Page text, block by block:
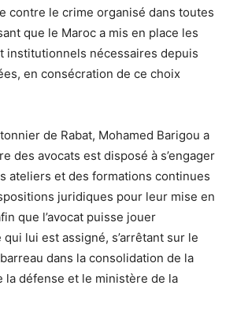
contre le crime organisé dans toutes
que le Maroc a mis en place les
institutionnels nécessaires depuis
en consécration de ce choix
de Rabat, Mohamed Barigou a
des avocats est disposé à s’engager
ateliers et des formations continues
juridiques pour leur mise en
que l’avocat puisse jouer
lui est assigné, s’arrêtant sur le
dans la consolidation de la
la défense et le ministère de la